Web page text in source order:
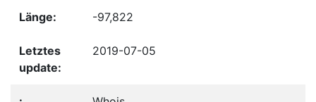
-97,822
2019-07-05